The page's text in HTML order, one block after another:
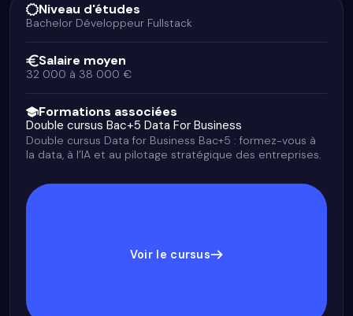
Niveau d'études
Bachelor Développeur Fullstack
Salaire moyen
32 000 à 38 000 €
Formations associées
Double cursus Bac+5 Data For Business
Double cursus Data for Business Bac+5 : formez-vous à
la data, à l’IA et au pilotage stratégique des entreprises.
Voir le cursus